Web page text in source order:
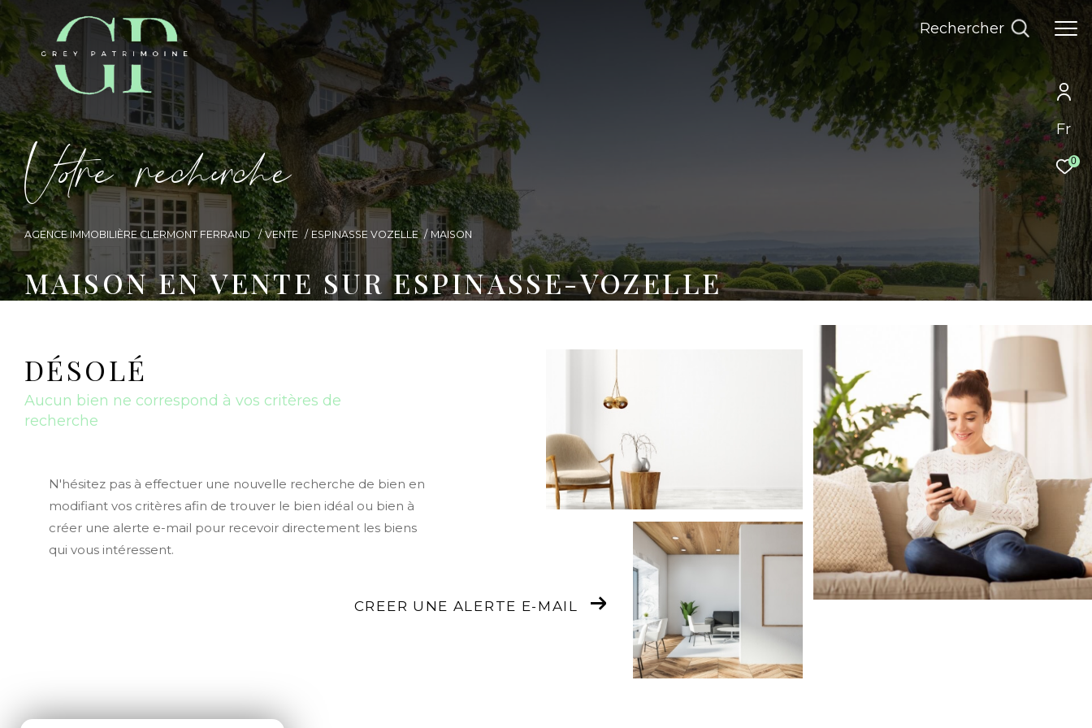
Fr
0
rechercher
Vore recece
AGENCE IMMOBILIÈRE CLERMONT FERRAND VENTE ESPINASSE VOZELLE MAISON
MAISON EN VENTE SUR ESPINASSE-VOZELLE
DÉSOLÉ
Aucun bien ne correspond à vos critères de
recherche
N'hésitez pas à effectuer une nouvelle recherche de bien en
modifiant vos critères afin de trouver le bien idéal ou bien à
créer une alerte e-mail pour recevoir directement les biens
qui vous intéressent.
CREER UNE ALERTE E-MAIL